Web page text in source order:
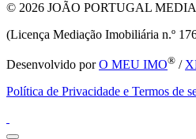
© 2026 JOÃO PORTUGAL
(Licença Mediação Imobiliária n.º
Desenvolvido porO MEU IMO® /
Política de Privacidade e Termos de